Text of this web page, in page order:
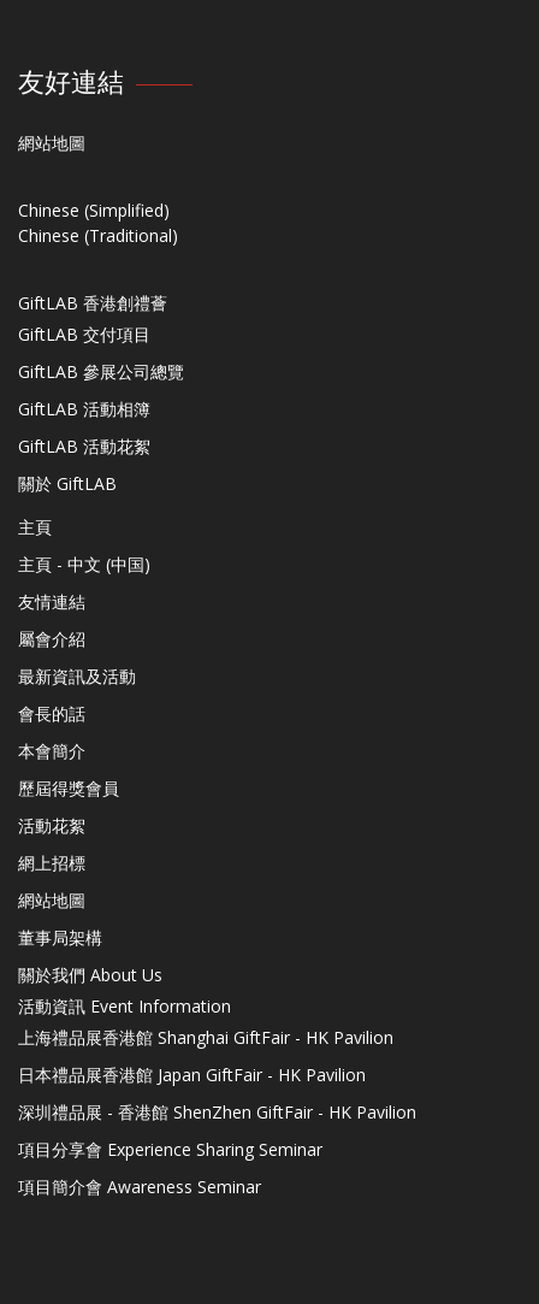
友好連結
網站地圖
Chinese (Simplified)
Chinese (Traditional)
GiftLAB 香港創禮薈
GiftLAB 交付項目
GiftLAB 參展公司總覽
GiftLAB 活動相簿
GiftLAB 活動花絮
關於 GiftLAB
主頁
主頁 - 中文 (中国)
友情連結
屬會介紹
最新資訊及活動
會長的話
本會簡介
歷屆得獎會員
活動花絮
網上招標
網站地圖
董事局架構
關於我們 About Us
活動資訊 Event Information
上海禮品展香港館 Shanghai GiftFair - HK Pavilion
日本禮品展香港館 Japan GiftFair - HK Pavilion
深圳禮品展 - 香港館 ShenZhen GiftFair - HK Pavilion
項目分享會 Experience Sharing Seminar
項目簡介會 Awareness Seminar